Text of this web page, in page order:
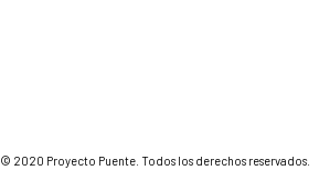
© 2020 Proyecto Puente. Todos los derechos reservados.